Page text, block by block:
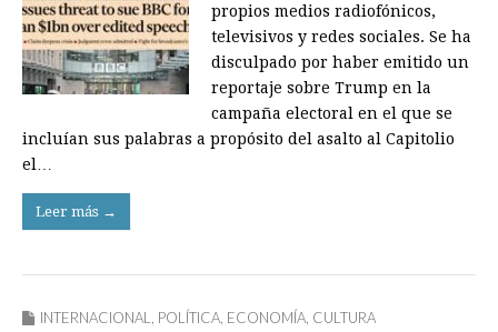
propios medios radiofónicos,
televisivos y redes sociales. Se ha
disculpado por haber emitido un
reportaje sobre Trump en la
campaña electoral en el que se
incluían sus palabras a propósito del asalto al Capitolio
el…
Leer más →
INTERNACIONAL POLÍTICA ECONOMÍA CULTURA